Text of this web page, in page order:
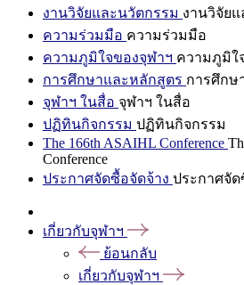
งานวิจัยและนวัตกรรม งานวิจัย
ความร่วมมือ ความร่วมมือ
ความภูมิใจของจุฬาฯ ความภูมิใ
การศึกษาและหลักสูตร การศึกษ
จุฬาฯ ในสื่อ จุฬาฯ ในสื่อ
ปฏิทินกิจกรรม ปฏิทินกิจกรรม
The 166th ASAIHL Conference
Conference
ประกาศจัดซื้อจัดจ้าง ประกาศจัด
เกี่ยวกับจุฬาฯ
ย้อนกลับ
เกี่ยวกับจุฬาฯ